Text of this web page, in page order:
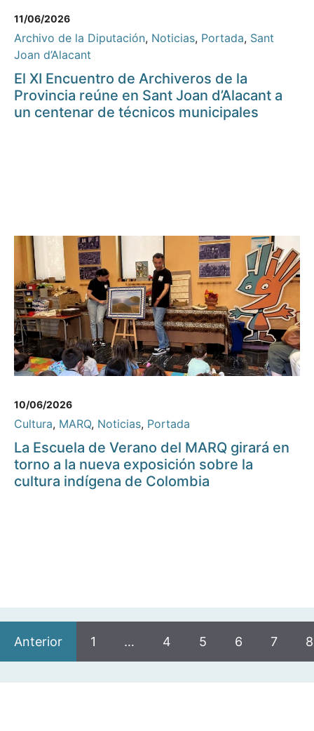
11/06/2026
Archivo de la Diputación, Noticias, Portada, Sant
Joan d’Alacant
El XI Encuentro de Archiveros de la
Provincia reúne en Sant Joan d’Alacant a
un centenar de técnicos municipales
10/06/2026
Cultura, MARQ, Noticias, Portada
La Escuela de Verano del MARQ girará en
torno a la nueva exposición sobre la
cultura indígena de Colombia
Anterior 1 … 4 5 6 7 8